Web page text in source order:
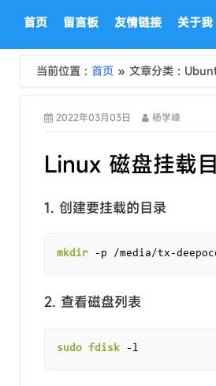
首页 留言板 友情链接 关于我
当前位置 : 首页 » 文章分类 :
2022年03月03日 杨学峰
Linux 磁盘挂载
1. 创建要挂载的目录
mkdir
2. 查看磁盘列表
sudo fdisk